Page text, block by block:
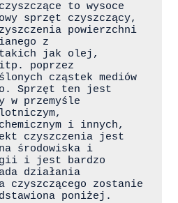
to wysoce
sprzęt czyszczący,
powierzchni
z
takich jak olej,
poprzez
cząstek mediów
Sprzęt ten jest
w przemyśle
i innych,
czyszczenia jest
środowiska i
i jest bardzo
działania
czyszczącego zostanie
poniżej.